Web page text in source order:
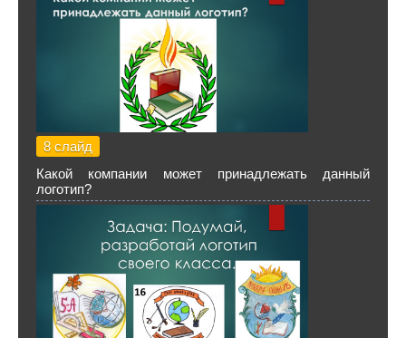
8 слайд
Какой компании может принадлежать данный
логотип?